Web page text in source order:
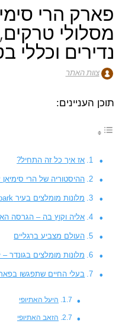
פארק הרי
מסלולי
נדירים וכללי
צוות האתר
תוכן העניינים:
אז איך כל זה התחיל?
ההיסטוריה של הרי
מלונות מומלצים בעיר Debark
אליה וקוץ בה – הגרסה
העולם מצביע ברגליים
מלונות מומלצים בגונדר
בעלי החיים שתפגשו
היעל האתיופי
הזאב האתיופי